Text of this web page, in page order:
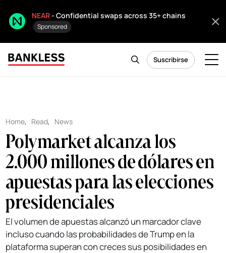
NEAR- Confidential swaps across 35+ chains
Sponsored
Suscribirse
Home, Read, News
Polymarket alcanza los
2.000 millones de dólares en
apuestas para las elecciones
presidenciales
El volumen de apuestas alcanzó un marcador clave
incluso cuando las probabilidades de Trump en la
plataforma superan con creces sus posibilidades en